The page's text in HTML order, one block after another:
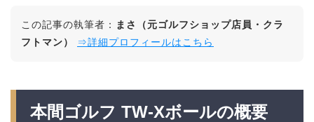
この記事の執筆者：
まさ（元ゴルフショップ店員・クラ
フトマン）
⇒詳細プロフィールはこちら
本間ゴルフ TW-Xボールの概要